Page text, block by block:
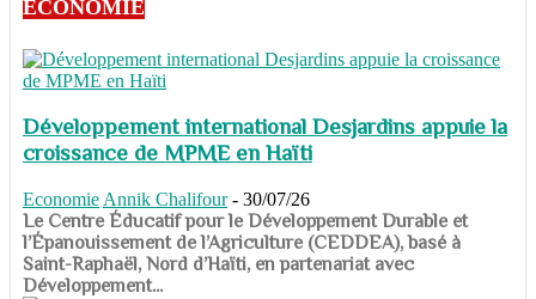
ECONOMIE
Développement international Desjardins appuie la
croissance de MPME en Haïti
Economie Annik Chalifour - 30/07/26
​​​​​​​Le Centre Éducatif pour le Développement Durable et
l’Épanouissement de l’Agriculture (CEDDEA), basé à
Saint-Raphaël, Nord d’Haïti, en partenariat avec
Développement...